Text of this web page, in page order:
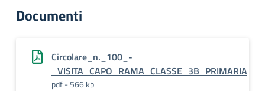
Documenti
Circolare_n._100_-
_VISITA_CAPO_RAMA_CLASSE_3B_PRIMARIA
pdf - 566 kb